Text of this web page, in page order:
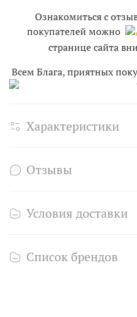
Ознакомиться с
покупателей можно
странице сайта
Всем Блага, приятных
Характеристики
Отзывы
Условия доставки
Список брендов